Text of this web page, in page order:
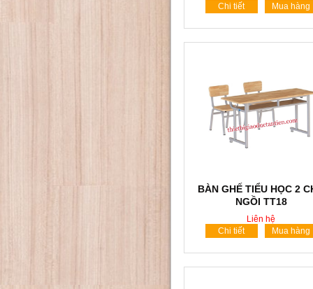
Chi tiết
Mua hàng
BÀN GHẾ TIỂU HỌC 2
NGỒI TT18
Liên hệ
Chi tiết
Mua hàng